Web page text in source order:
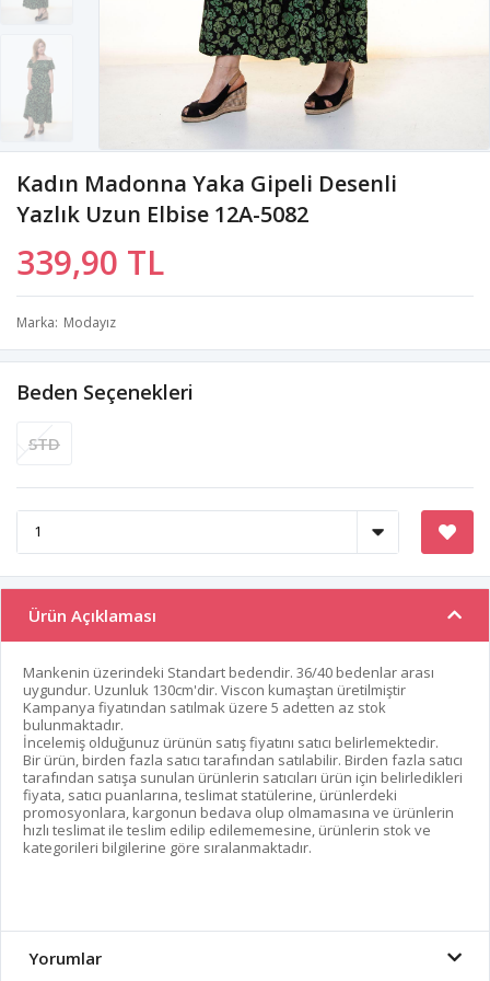
Kadın Madonna Yaka Gipeli Desenli
Yazlık Uzun Elbise 12A-5082
339,90 TL
Marka Modayız
Beden Seçenekleri
STD
Ürün Açıklaması
Mankenin üzerindeki Standart bedendir. 36/40 bedenlar arası
uygundur. Uzunluk 130cm'dir. Viscon kumaştan üretilmiştir
Kampanya fiyatından satılmak üzere 5 adetten az stok
bulunmaktadır.
İncelemiş olduğunuz ürünün satış fiyatını satıcı belirlemektedir.
Bir ürün, birden fazla satıcı tarafından satılabilir. Birden fazla satıcı
tarafından satışa sunulan ürünlerin satıcıları ürün için belirledikleri
fiyata, satıcı puanlarına, teslimat statülerine, ürünlerdeki
promosyonlara, kargonun bedava olup olmamasına ve ürünlerin
hızlı teslimat ile teslim edilip edilememesine, ürünlerin stok ve
kategorileri bilgilerine göre sıralanmaktadır.
Yorumlar